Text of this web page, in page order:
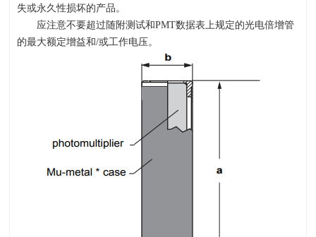
失或永久性损坏的产品。
应注意不要超过随附测试和PMT数据表上规定的光电倍增管
的最大额定增益和/或工作电压。